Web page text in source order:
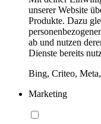
unserer Website
Produkte. Dazu
ab und nutzen
Dienste bereits
Bing, Criteo,
Marketing